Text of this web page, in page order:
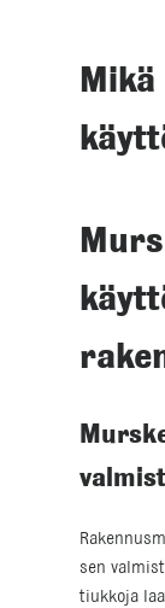
Mikä
sen
tiukkoja